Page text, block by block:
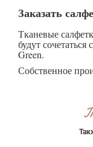
Заказать
Тканевые
будут
Green.
Собственное
Оставить